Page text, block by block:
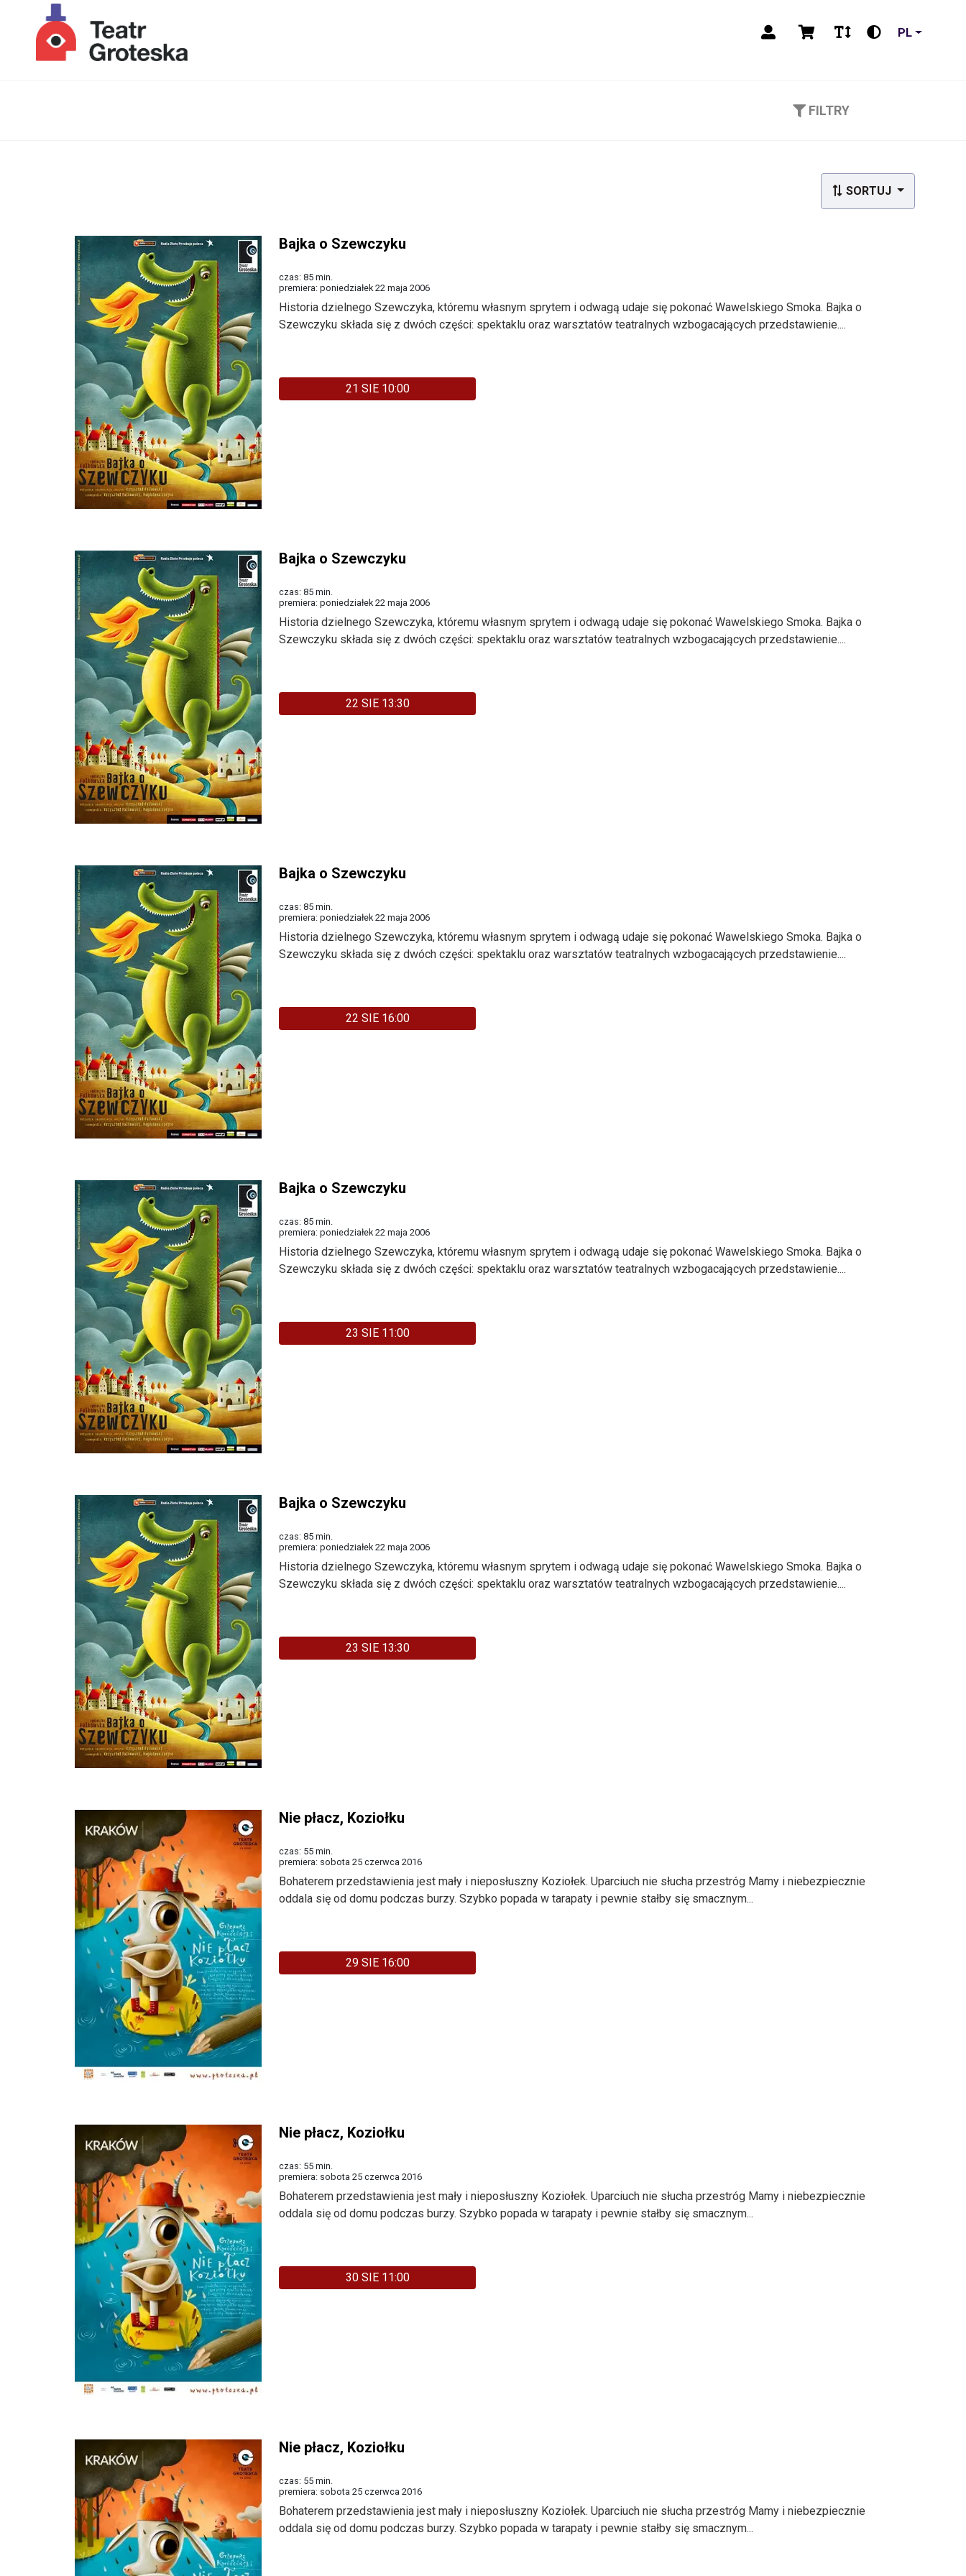
PL
FILTRY
SORTUJ
Bajka o Szewczyku
czas: 85 min.
premiera: poniedziałek 22 maja 2006
Historia dzielnego Szewczyka, któremu własnym sprytem i odwagą udaje się pokonać Wawelskiego Smoka. Bajka o
Szewczyku składa się z dwóch części: spektaklu oraz warsztatów teatralnych wzbogacających przedstawienie....
21 SIE 10:00
Bajka o Szewczyku
czas: 85 min.
premiera: poniedziałek 22 maja 2006
Historia dzielnego Szewczyka, któremu własnym sprytem i odwagą udaje się pokonać Wawelskiego Smoka. Bajka o
Szewczyku składa się z dwóch części: spektaklu oraz warsztatów teatralnych wzbogacających przedstawienie....
22 SIE 13:30
Bajka o Szewczyku
czas: 85 min.
premiera: poniedziałek 22 maja 2006
Historia dzielnego Szewczyka, któremu własnym sprytem i odwagą udaje się pokonać Wawelskiego Smoka. Bajka o
Szewczyku składa się z dwóch części: spektaklu oraz warsztatów teatralnych wzbogacających przedstawienie....
22 SIE 16:00
Bajka o Szewczyku
czas: 85 min.
premiera: poniedziałek 22 maja 2006
Historia dzielnego Szewczyka, któremu własnym sprytem i odwagą udaje się pokonać Wawelskiego Smoka. Bajka o
Szewczyku składa się z dwóch części: spektaklu oraz warsztatów teatralnych wzbogacających przedstawienie....
23 SIE 11:00
Bajka o Szewczyku
czas: 85 min.
premiera: poniedziałek 22 maja 2006
Historia dzielnego Szewczyka, któremu własnym sprytem i odwagą udaje się pokonać Wawelskiego Smoka. Bajka o
Szewczyku składa się z dwóch części: spektaklu oraz warsztatów teatralnych wzbogacających przedstawienie....
23 SIE 13:30
Nie płacz, Koziołku
czas: 55 min.
premiera: sobota 25 czerwca 2016
Bohaterem przedstawienia jest mały i nieposłuszny Koziołek. Uparciuch nie słucha przestróg Mamy i niebezpiecznie
oddala się od domu podczas burzy. Szybko popada w tarapaty i pewnie stałby się smacznym...
29 SIE 16:00
Nie płacz, Koziołku
czas: 55 min.
premiera: sobota 25 czerwca 2016
Bohaterem przedstawienia jest mały i nieposłuszny Koziołek. Uparciuch nie słucha przestróg Mamy i niebezpiecznie
oddala się od domu podczas burzy. Szybko popada w tarapaty i pewnie stałby się smacznym...
30 SIE 11:00
Nie płacz, Koziołku
czas: 55 min.
premiera: sobota 25 czerwca 2016
Bohaterem przedstawienia jest mały i nieposłuszny Koziołek. Uparciuch nie słucha przestróg Mamy i niebezpiecznie
oddala się od domu podczas burzy. Szybko popada w tarapaty i pewnie stałby się smacznym...